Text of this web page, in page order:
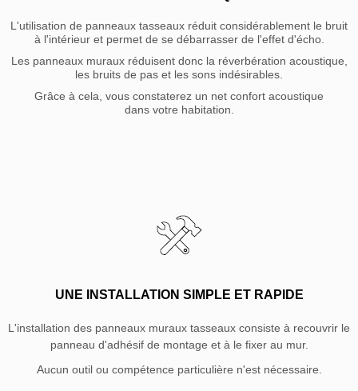
L'utilisation de panneaux tasseaux réduit considérablement le bruit
à l'intérieur et permet de se débarrasser de l'effet d'écho.
L es panneaux muraux réduisent donc la réverbération acoustique,
les bruits de pas et les sons indésirables.
Grâce à cela, vous constaterez un net confort acoustique
dans votre habitation.
UNE INSTALLATION SIMPLE ET RAPIDE
L'installation des panneaux muraux tasseaux consiste à recouvrir le
panneau d'adhésif de montage et à le fixer au mur.
Aucun outil ou compétence particulière n'est nécessaire.